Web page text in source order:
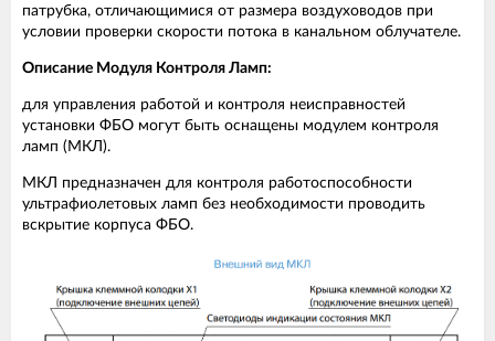
патрубка, отличающимися от размера воздуховодов при
условии проверки скорости потока в канальном облучателе.
Описание Модуля Контроля Ламп:
для управления работой и контроля неисправностей
установки ФБО могут быть оснащены модулем контроля
ламп (МКЛ).
МКЛ предназначен для контроля работоспособности
ультрафиолетовых ламп без необходимости проводить
вскрытие корпуса ФБО.